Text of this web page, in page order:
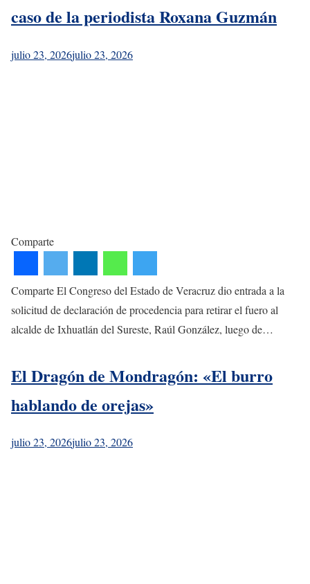
caso de la periodista Roxana Guzmán
julio 23, 2026julio 23, 2026
Comparte
Comparte El Congreso del Estado de Veracruz dio entrada a la
solicitud de declaración de procedencia para retirar el fuero al
alcalde de Ixhuatlán del Sureste, Raúl González, luego de…
El Dragón de Mondragón: «El burro
hablando de orejas»
julio 23, 2026julio 23, 2026